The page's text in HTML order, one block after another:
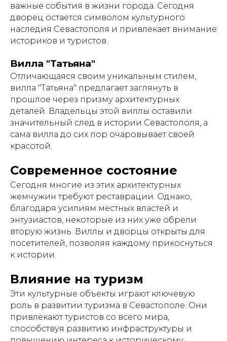
важные события в жизни города. Сегодня
дворец остается символом культурного
наследия Севастополя и привлекает внимание
историков и туристов.
Вилла "Татьяна"
Отличающаяся своим уникальным стилем,
вилла "Татьяна" предлагает заглянуть в
прошлое через призму архитектурных
деталей. Владельцы этой виллы оставили
значительный след в истории Севастополя, а
сама вилла до сих пор очаровывает своей
красотой.
Современное состояние
Сегодня многие из этих архитектурных
жемчужин требуют реставрации. Однако,
благодаря усилиям местных властей и
энтузиастов, некоторые из них уже обрели
вторую жизнь. Виллы и дворцы открыты для
посетителей, позволяя каждому прикоснуться
к истории.
Влияние на туризм
Эти культурные объекты играют ключевую
роль в развитии туризма в Севастополе. Они
привлекают туристов со всего мира,
способствуя развитию инфраструктуры и